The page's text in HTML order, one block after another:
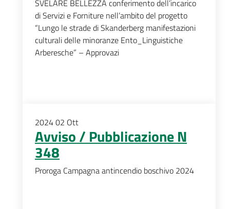
SVELARE BELLEZZA conferimento dell’incarico
di Servizi e Forniture nell’ambito del progetto
“Lungo le strade di Skanderberg manifestazioni
culturali delle minoranze Ento_Linguistiche
Arberesche” – Approvazi
202402 Ott
Avviso / Pubblicazione N
348
Proroga Campagna antincendio boschivo 2024